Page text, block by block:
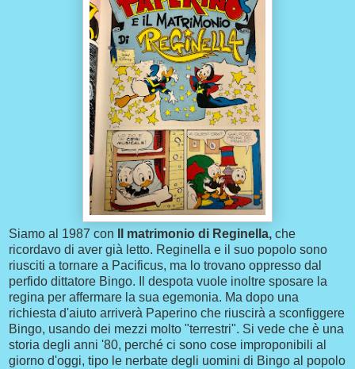
Siamo al 1987 con Il matrimonio di Reginella, che
ricordavo di aver già letto. Reginella e il suo popolo sono
riusciti a tornare a Pacificus, ma lo trovano oppresso dal
perfido dittatore Bingo. Il despota vuole inoltre sposare la
regina per affermare la sua egemonia. Ma dopo una
richiesta d'aiuto arriverà Paperino che riuscirà a sconfiggere
Bingo, usando dei mezzi molto "terrestri". Si vede che è una
storia degli anni '80, perché ci sono cose improponibili al
giorno d'oggi, tipo le nerbate degli uomini di Bingo al popolo